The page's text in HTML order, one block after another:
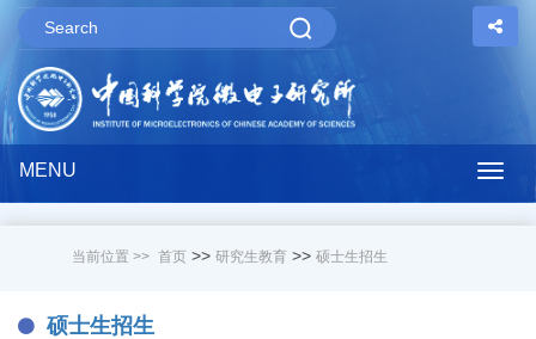
MENU
当前位置 >> 首页 >> 研究生教育 >> 硕士生招生
硕士生招生